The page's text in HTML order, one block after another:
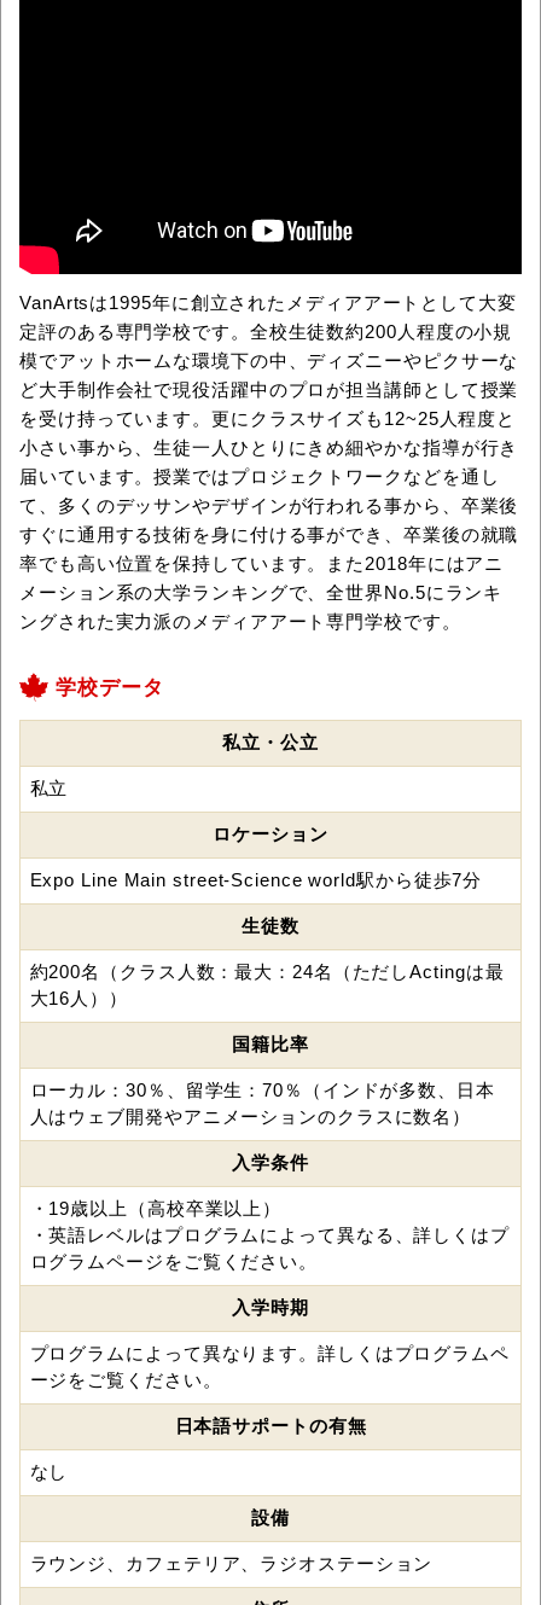
VanArtsは1995年に創立されたメディアアートとして大変
定評のある専門学校です。全校生徒数約200人程度の小規
模でアットホームな環境下の中、ディズニーやピクサーな
ど大手制作会社で現役活躍中のプロが担当講師として授業
を受け持っています。更にクラスサイズも12~25人程度と
小さい事から、生徒一人ひとりにきめ細やかな指導が行き
届いています。授業ではプロジェクトワークなどを通し
て、多くのデッサンやデザインが行われる事から、卒業後
すぐに通用する技術を身に付ける事ができ、卒業後の就職
率でも高い位置を保持しています。また2018年にはアニ
メーション系の大学ランキングで、全世界No.5にランキ
ングされた実力派のメディアアート専門学校です。
学校データ
私立・公立
私立
ロケーション
Expo Line Main street-Science world駅から徒歩7分
生徒数
約200名（クラス人数：最大：24名（ただしActingは最
大16人））
国籍比率
ローカル：30％、留学生：70％（インドが多数、日本
人はウェブ開発やアニメーションのクラスに数名）
入学条件
・19歳以上（高校卒業以上）
・英語レベルはプログラムによって異なる、詳しくはプ
ログラムページをご覧ください。
入学時期
プログラムによって異なります。詳しくはプログラムペ
ージをご覧ください。
日本語サポートの有無
なし
設備
ラウンジ、カフェテリア、ラジオステーション